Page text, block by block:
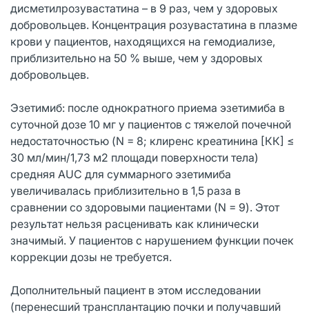
дисметилрозувастатина – в 9 раз, чем у здоровых
добровольцев. Концентрация розувастатина в плазме
крови у пациентов, находящихся на гемодиализе,
приблизительно на 50 % выше, чем у здоровых
добровольцев.
Эзетимиб: после однократного приема эзетимиба в
суточной дозе 10 мг у пациентов с тяжелой почечной
недостаточностью (N = 8; клиренс креатинина [КК] ≤
30 мл/мин/1,73 м2 площади поверхности тела)
средняя AUC для суммарного эзетимиба
увеличивалась приблизительно в 1,5 раза в
сравнении со здоровыми пациентами (N = 9). Этот
результат нельзя расценивать как клинически
значимый. У пациентов с нарушением функции почек
коррекции дозы не требуется.
Дополнительный пациент в этом исследовании
(перенесший трансплантацию почки и получавший